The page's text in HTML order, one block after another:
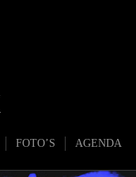
FOTO’S AGENDA